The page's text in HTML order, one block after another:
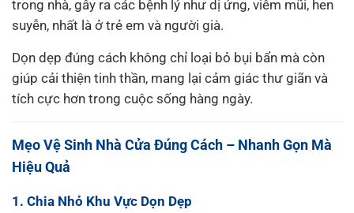
trong nhà, gây ra các bệnh lý như dị ứng, viêm mũi, hen
suyễn, nhất là ở trẻ em và người già.
Dọn dẹp đúng cách không chỉ loại bỏ bụi bẩn mà còn
giúp cải thiện tinh thần, mang lại cảm giác thư giãn và
tích cực hơn trong cuộc sống hàng ngày.
Mẹo Vệ Sinh Nhà Cửa Đúng Cách – Nhanh Gọn Mà
Hiệu Quả
1. Chia Nhỏ Khu Vực Dọn Dẹp